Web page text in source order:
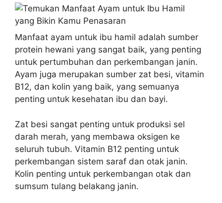
Manfaat ayam untuk ibu hamil adalah sumber
protein hewani yang sangat baik, yang penting
untuk pertumbuhan dan perkembangan janin.
Ayam juga merupakan sumber zat besi, vitamin
B12, dan kolin yang baik, yang semuanya
penting untuk kesehatan ibu dan bayi.
Zat besi sangat penting untuk produksi sel
darah merah, yang membawa oksigen ke
seluruh tubuh. Vitamin B12 penting untuk
perkembangan sistem saraf dan otak janin.
Kolin penting untuk perkembangan otak dan
sumsum tulang belakang janin.